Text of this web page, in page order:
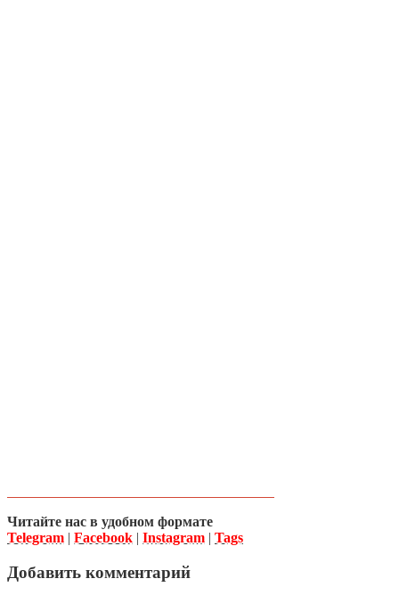
Читайте нас в удобном формате
Telegram | Facebook | Instagram | Tags
Добавить комментарий